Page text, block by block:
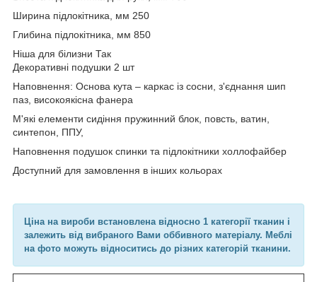
Ширина підлокітника, мм 250
Глибина підлокітника, мм 850
Ніша для білизни Так
Декоративні подушки 2 шт
Наповнення: Основа кута – каркас із сосни, з'єднання шип
паз, високоякісна фанера
М'які елементи сидіння пружинний блок, повсть, ватин,
синтепон, ППУ,
Наповнення подушок спинки та підлокітники холлофайбер
Доступний для замовлення в інших кольорах
Ціна на вироби встановлена відносно 1 категорії тканин і
залежить від вибраного Вами оббивного матеріалу. Меблі
на фото можуть відноситись до різних категорій тканини.